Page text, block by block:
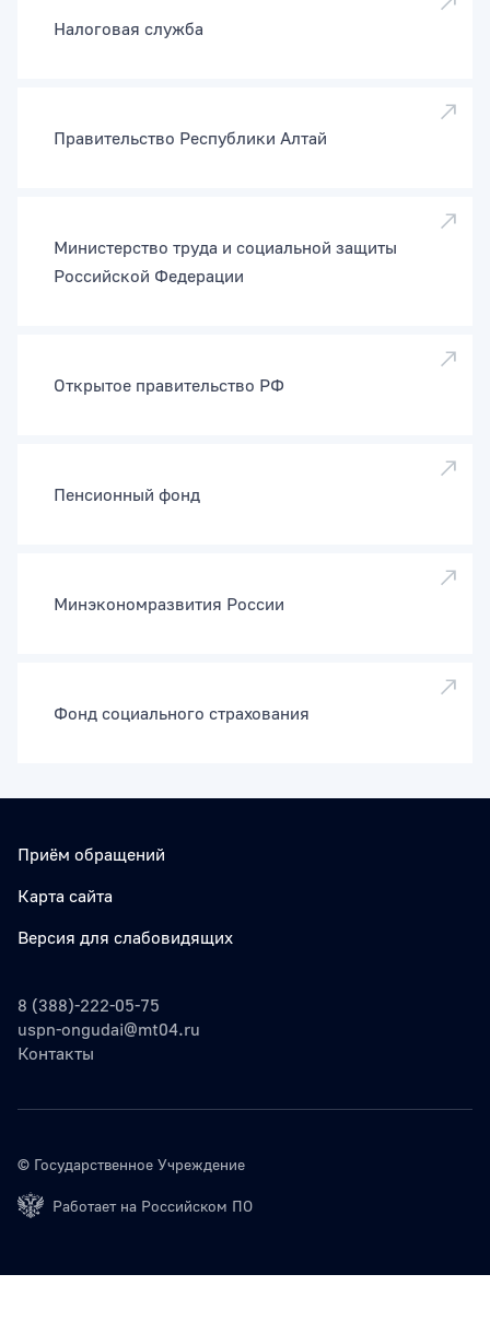
Налоговая служба
Правительство Республики Алтай
Министерство труда и социальной защиты
Российской Федерации
Открытое правительство РФ
Пенсионный фонд
Минэкономразвития России
Фонд социального страхования
Приём обращений
Карта сайта
Версия для слабовидящих
8 (388)-222-05-75
uspn-ongudai@mt04.ru
Контакты
© Государственное Учреждение
Работает на Российском ПО